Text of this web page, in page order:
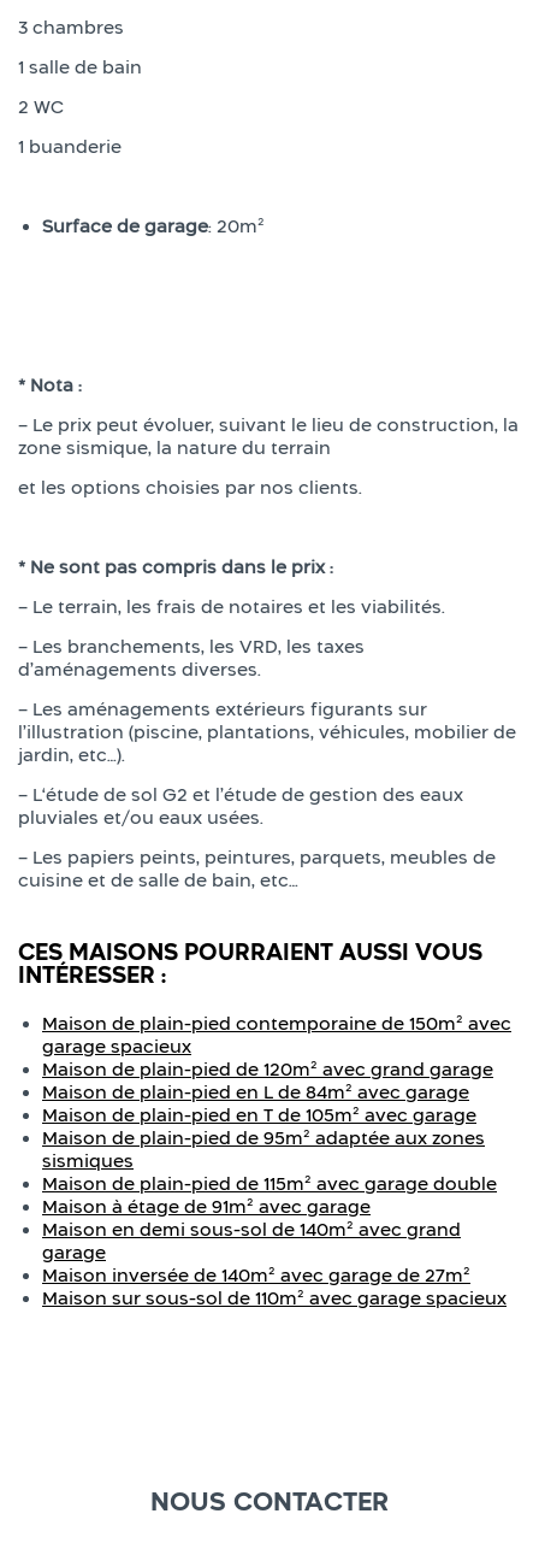
3 chambres
1 salle de bain
2 WC
1 buanderie
Surface de garage: 20m²
* Nota :
– Le prix peut évoluer, suivant le lieu de construction, la
zone sismique, la nature du terrain
et les options choisies par nos clients.
* Ne sont pas compris dans le prix :
– Le terrain, les frais de notaires et les viabilités.
– Les branchements, les VRD, les taxes
d’aménagements diverses.
– Les aménagements extérieurs figurants sur
l’illustration (piscine, plantations, véhicules, mobilier de
jardin, etc…).
– L‘étude de sol G2 et l’étude de gestion des eaux
pluviales et/ou eaux usées.
– Les papiers peints, peintures, parquets, meubles de
cuisine et de salle de bain, etc…
CES MAISONS POURRAIENT AUSSI VOUS
INTÉRESSER :
Maison de plain-pied contemporaine de 150m² avec
garage spacieux
Maison de plain-pied de 120m² avec grand garage
Maison de plain-pied en L de 84m² avec garage
Maison de plain-pied en T de 105m² avec garage
Maison de plain-pied de 95m² adaptée aux zones
sismiques
Maison de plain-pied de 115m² avec garage double
Maison à étage de 91m² avec garage
Maison en demi sous-sol de 140m² avec grand
garage
Maison inversée de 140m² avec garage de 27m²
Maison sur sous-sol de 110m² avec garage spacieux
NOUS CONTACTER